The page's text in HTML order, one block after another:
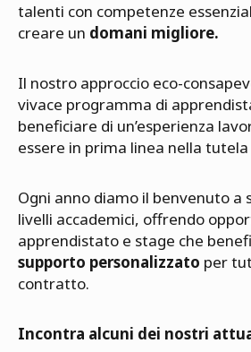
talenti con competenze
creare un domani migliore.
Il nostro approccio eco-
vivace programma di
beneficiare di un’esperienza
essere in prima linea nella tutela
Ogni anno diamo il benvenuto a
livelli accademici, offrendo
apprendistato e stage che
supporto personalizzato per
contratto.
Incontra alcuni dei nostri